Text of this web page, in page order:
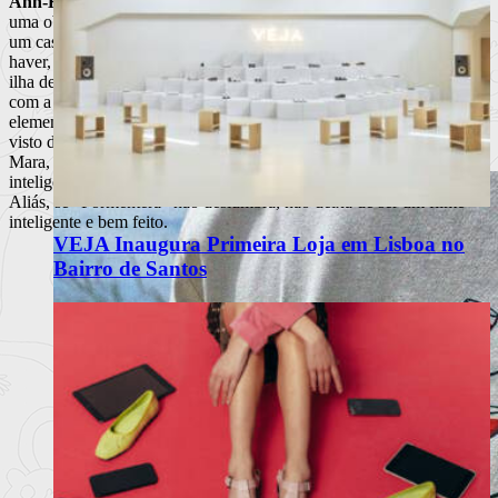
VEJA Inaugura Primeira Loja em Lisboa no
Bairro de Santos
uma obra da competição internacional a lidar com a família. Quando
um casal, de férias, visita a “família” do homem (os parentescos, a
haver, são deixados vagos), que vive em comunidade meio
hippiena
ilha de Formentera em Espanha, este tem de decidir entre a relação
com a mulher e uma vida com os seus. Nina, a protagonista, é o
elemento estranho, a ameaça, o inimigo daquele núcleo familiar. Ou,
visto de outro prisma, a família (principalmente a ponta-de-lança
Mara, uma “força da natureza”) é a força a combater. Esta cisão é
inteligentemente representada na violência de um quase-crime.
Aliás, se “Formentera” não deslumbra, não deixa de ser um filme
inteligente e bem feito.